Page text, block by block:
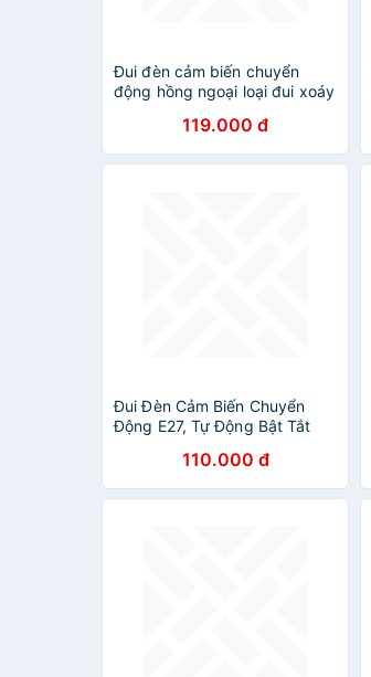
Đui đèn cảm biến chuyển
động hồng ngoại loại đui xoáy
119.000 đ
Đui Đèn Cảm Biến Chuyển
Động E27, Tự Động Bật Tắt
110.000 đ